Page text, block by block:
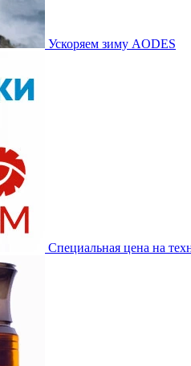
Ускоряем зиму AODES
Специальная цена на